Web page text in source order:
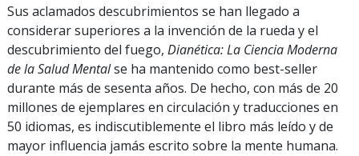
Sus aclamados descubrimientos se han llegado a
considerar superiores a la invención de la rueda y el
descubrimiento del fuego, Dianética: La Ciencia Moderna
de la Salud Mentalse ha mantenido como best-seller
durante más de sesenta años. De hecho, con más de 20
millones de ejemplares en circulación y traducciones en
50 idiomas, es indiscutiblemente el libro más leído y de
mayor influencia jamás escrito sobre la mente humana.